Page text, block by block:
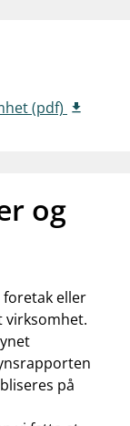
(pdf)
og
eller
virksomhet.
på